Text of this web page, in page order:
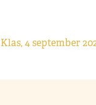
4 september